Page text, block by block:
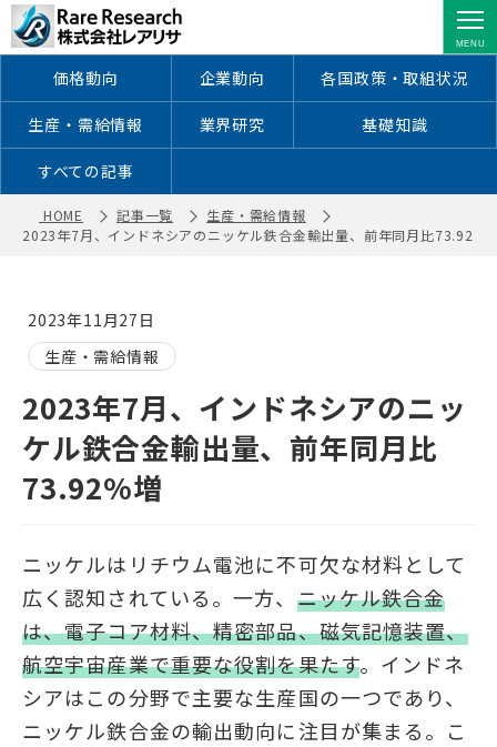
2023年7月、インドネシアのニッケル
鉄合金輸出量、前年同月比73.92%増
｜ 株式会社レアリサ
価格動向 企業動向 各国政策・取組状況
生産・需給情報 業界研究 基礎知識
すべての記事
HOME 記事一覧
生産・需給情報
2023年7月、インドネシアのニッケル鉄合金輸出量、前年同月比73.92%
2023年11月27日
生産・需給情報
2023年7月、インドネシアのニッ
ケル鉄合金輸出量、前年同月比
73.92%増
ニッケルはリチウム電池に不可欠な材料として
広く認知されている。一方、 ニッケル鉄合金
は、電子コア材料、精密部品、磁気記憶装置、
航空宇宙産業で重要な役割を果たす。インドネ
シアはこの分野で主要な生産国の一つであり、
ニッケル鉄合金の輸出動向に注目が集まる。こ